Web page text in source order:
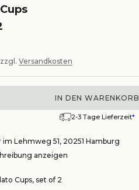
Versandkosten
IN DEN WARENKORB
2-3 Tage Lieferzeit*
im Lehmweg 51, 20251 Hamburg
anzeigen
Cups, set of 2